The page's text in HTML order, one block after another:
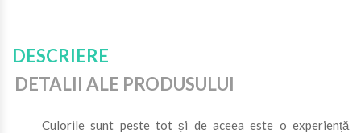
DESCRIERE
DETALII ALE PRODUSULUI
Culorile sunt peste tot și de aceea este o experiență